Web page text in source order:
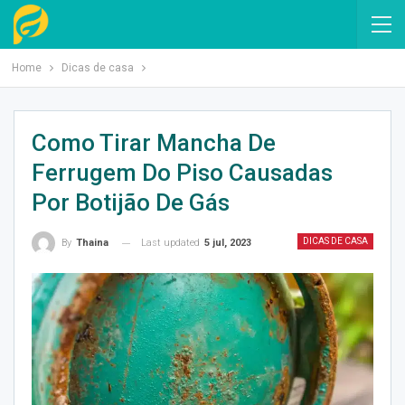
Home Dicas de casa
Como Tirar Mancha De
Ferrugem Do Piso Causadas
Por Botijão De Gás
DICAS DE CASA
By Thaina Last updated 5 jul, 2023